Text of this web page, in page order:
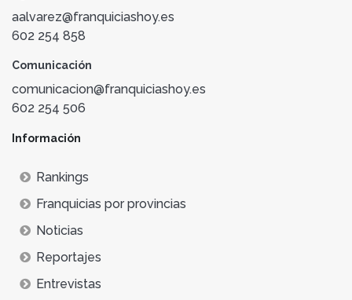
aalvarez@franquiciashoy.es
602 254 858
Comunicación
comunicacion@franquiciashoy.es
602 254 506
Información
Rankings
Franquicias por provincias
Noticias
Reportajes
Entrevistas